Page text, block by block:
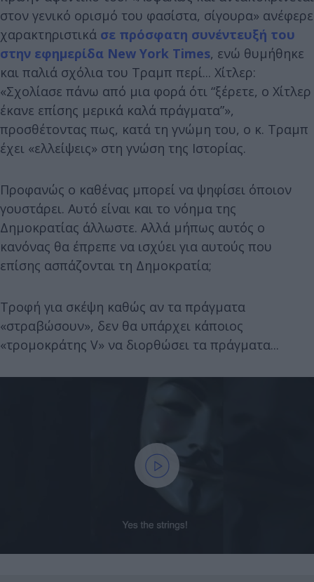
στον γενικό ορισμό του φασίστα, σίγουρα» ανέφερε
χαρακτηριστικά σε πρόσφατη συνέντευξή του
στην εφημερίδα New York Times, ενώ θυμήθηκε
και παλιά σχόλια του Τραμπ περί... Χίτλερ:
«Σχολίασε πάνω από μια φορά ότι “ξέρετε, ο Χίτλερ
έκανε επίσης μερικά καλά πράγματα”»,
προσθέτοντας πως, κατά τη γνώμη του, ο κ. Τραμπ
έχει «ελλείψεις» στη γνώση της Ιστορίας.
Προφανώς ο καθένας μπορεί να ψηφίσει όποιον
γουστάρει. Αυτό είναι και το νόημα της
Δημοκρατίας άλλωστε. Αλλά μήπως αυτός ο
κανόνας θα έπρεπε να ισχύει για αυτούς που
επίσης ασπάζονται τη Δημοκρατία;
Τροφή για σκέψη καθώς αν τα πράγματα
«στραβώσουν», δεν θα υπάρχει κάποιος
«τρομοκράτης V» να διορθώσει τα πράγματα...